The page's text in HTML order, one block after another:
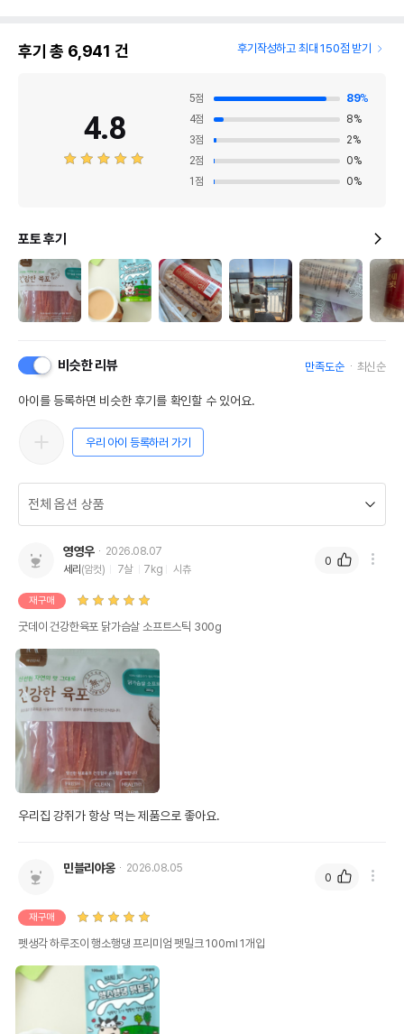
후기 총 6,941 건 후기작성하고 최대 150점 받기
4.8
5점 89%
4점 8%
3점 2%
2점 0%
1 점 0%
포토 후기
비슷한 리뷰 만족도순 최신순
아이를 등록하면 비슷한 후기를 확인할 수 있어요.
우리 아이 등록하러 가기
영영우
2026.08.07
세리 (암컷) 7살 7kg 시츄
재구매
굿데이 건강한육포 닭가슴살 소프트스틱 300g
우리집 강쥐가 항상 먹는 제품으로 좋아요.
0
민블리야옹 2026.08.05
재구매
펫생각 하루조이 행소행댕 프리미엄 펫밀크 100ml 1개입
0